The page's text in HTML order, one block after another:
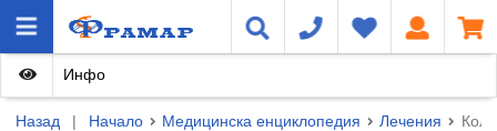
Назад | Начало Медицинска енциклопедия Лечения
Инфо